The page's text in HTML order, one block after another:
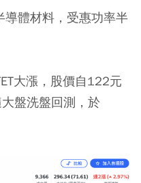
導體材料，受惠功率半
大漲，股價自122元
盤洗盤回測，於